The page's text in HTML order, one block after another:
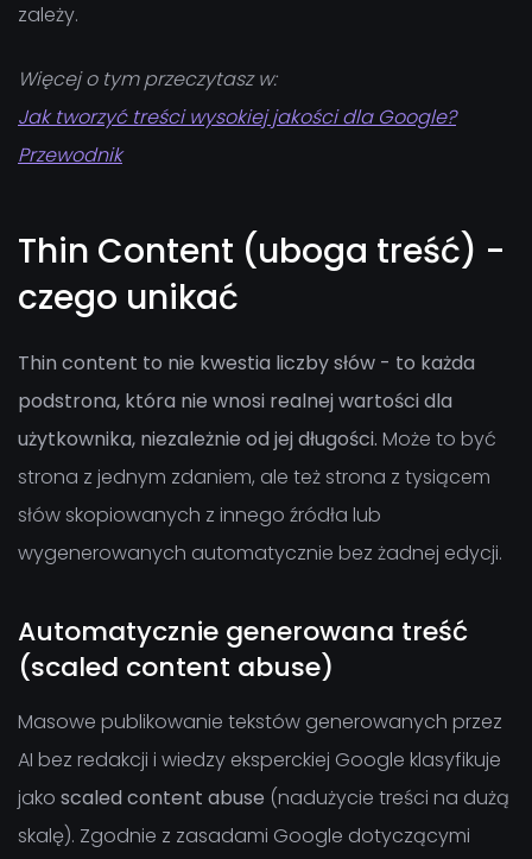
zależy.
Więcej o tym przeczytasz w:
Jak tworzyć treści wysokiej jakości dla Google?
Przewodnik
Thin Content (uboga treść) -
czego unikać
Thin content to nie kwestia liczby słów - to każda
podstrona, która nie wnosi realnej wartości dla
użytkownika, niezależnie od jej długości. Może to być
strona z jednym zdaniem, ale też strona z tysiącem
słów skopiowanych z innego źródła lub
wygenerowanych automatycznie bez żadnej edycji.
Automatycznie generowana treść
(scaled content abuse)
Masowe publikowanie tekstów generowanych przez
AI bez redakcji i wiedzy eksperckiej Google klasyfikuje
jako scaled content abuse (nadużycie treści na dużą
skalę). Zgodnie z zasadami Google dotyczącymi